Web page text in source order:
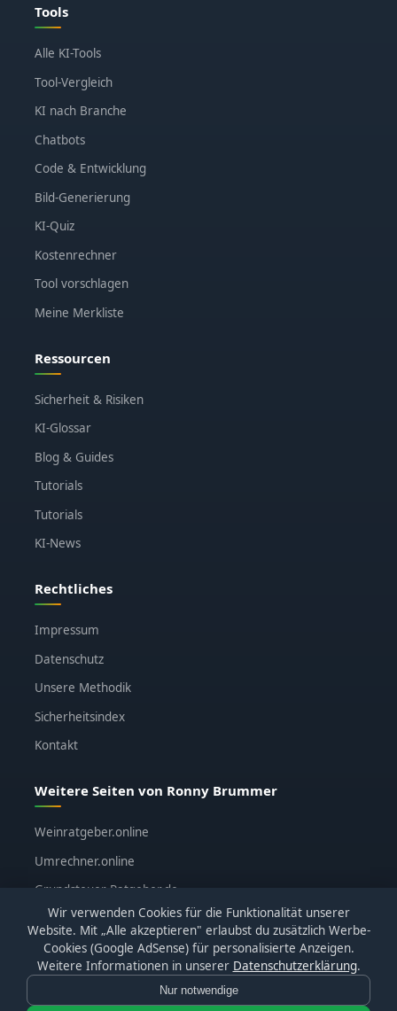
Tools
Alle KI-Tools
Tool-Vergleich
KI nach Branche
Chatbots
Code & Entwicklung
Bild-Generierung
KI-Quiz
Kostenrechner
Tool vorschlagen
Meine Merkliste
Ressourcen
Sicherheit & Risiken
KI-Glossar
Blog & Guides
Tutorials
Tutorials
KI-News
Rechtliches
Impressum
Datenschutz
Unsere Methodik
Sicherheitsindex
Kontakt
Weitere Seiten von Ronny Brummer
Weinratgeber.online
Umrechner.online
Grundsteuer-Ratgeber.de
ronnybrummer.de
KI-Katalog.de· Alle Bewertungen basieren auf
Wir verwenden Cookies für die Funktionalität unserer
Website. Mit „Alle akzeptieren" erlaubst du zusätzlich Werbe-
Cookies (Google AdSense) für personalisierte Anzeigen.
Weitere Informationen in unserer Datenschutzerklärung.
Nur notwendige